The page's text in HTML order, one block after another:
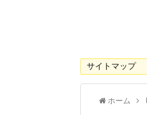
サイトマップ
ホーム